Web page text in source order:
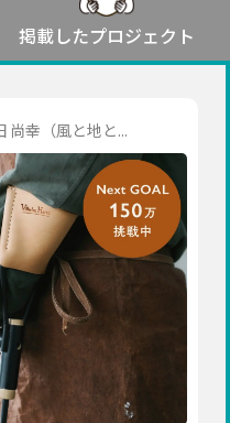
社会貢献
北海道・東北
北海道
宮城
秋田
山形
福島
関東
千葉
山梨
兵庫
山口
掲載したプロジェクト
幸（風と地と...